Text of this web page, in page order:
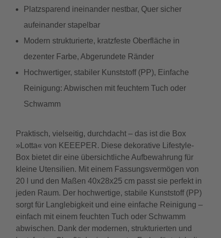
Platzsparend ineinander nestbar, Quer sicher
aufeinander stapelbar
Modern strukturierte, kratzfeste Oberfläche in
dezenter Farbe, Abgerundete Ränder
Hochwertiger, stabiler Kunststoff (PP), Einfache
Reinigung: Abwischen mit feuchtem Tuch oder
Schwamm
Praktisch, vielseitig, durchdacht – das ist die Box
»Lotta« von KEEEPER. Diese dekorative Lifestyle-
Box bietet dir eine übersichtliche Aufbewahrung für
kleine Utensilien. Mit einem Fassungsvermögen von
20 l und den Maßen 40x28x25 cm passt sie perfekt in
jeden Raum. Der hochwertige, stabile Kunststoff (PP)
sorgt für Langlebigkeit und eine einfache Reinigung –
einfach mit einem feuchten Tuch oder Schwamm
abwischen. Dank der modernen, strukturierten und